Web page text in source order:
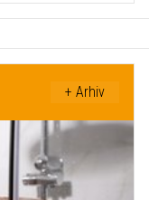
+ Arhiv